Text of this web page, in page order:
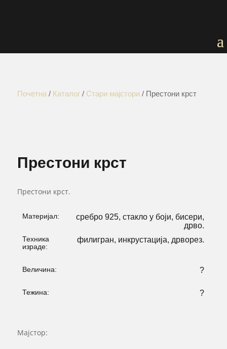
Почетна / Каталог/ Стари мајстори/ Престони крст
Престони крст
Престони крст.
Материјал:
сребро 925, стакло у боји, бисери,
дрво.
Техника
израде:
филигран, инкрустација, дрворез.
Величина: ?
Тежина: ?
Мајстор: